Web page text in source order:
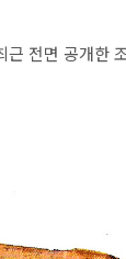
전면 공개한